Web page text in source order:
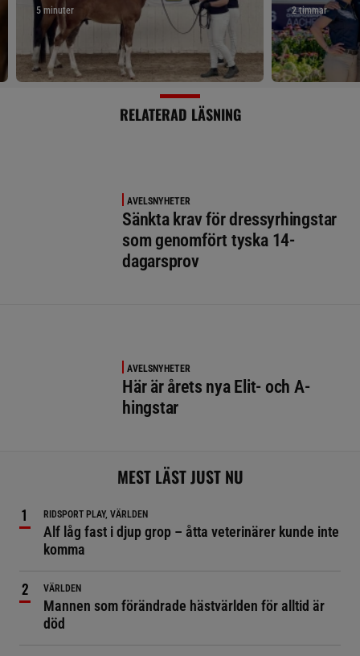
5 minuter 2 timmar
RELATERAD LÄSNING
AVELSNYHETER
Sänkta krav för dressyrhingstar
som genomfört tyska 14-
dagarsprov
AVELSNYHETER
Här är årets nya Elit- och A-
hingstar
MEST LÄST JUST NU
RIDSPORT PLAY, VÄRLDEN
Alf låg fast i djup grop – åtta veterinärer kunde inte
komma
VÄRLDEN
Mannen som förändrade hästvärlden för alltid är
död